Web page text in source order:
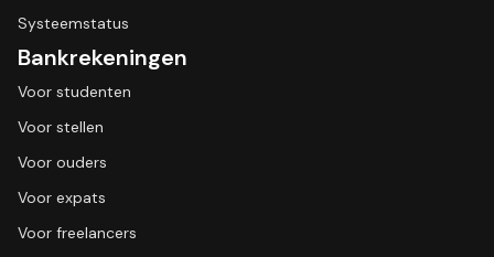
Systeemstatus
Bankrekeningen
Voor studenten
Voor stellen
Voor ouders
Voor expats
Voor freelancers